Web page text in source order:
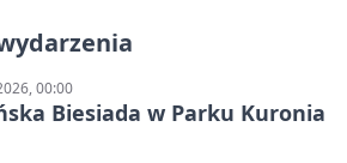
00:00
Biesiada w Parku Kuronia